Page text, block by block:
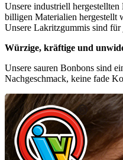
Unsere industriell
billigen Materialien hergestellt
Unsere Lakritzgummis sind für
Würzige, kräftige und
Unsere sauren Bonbons sind
Nachgeschmack, keine fade